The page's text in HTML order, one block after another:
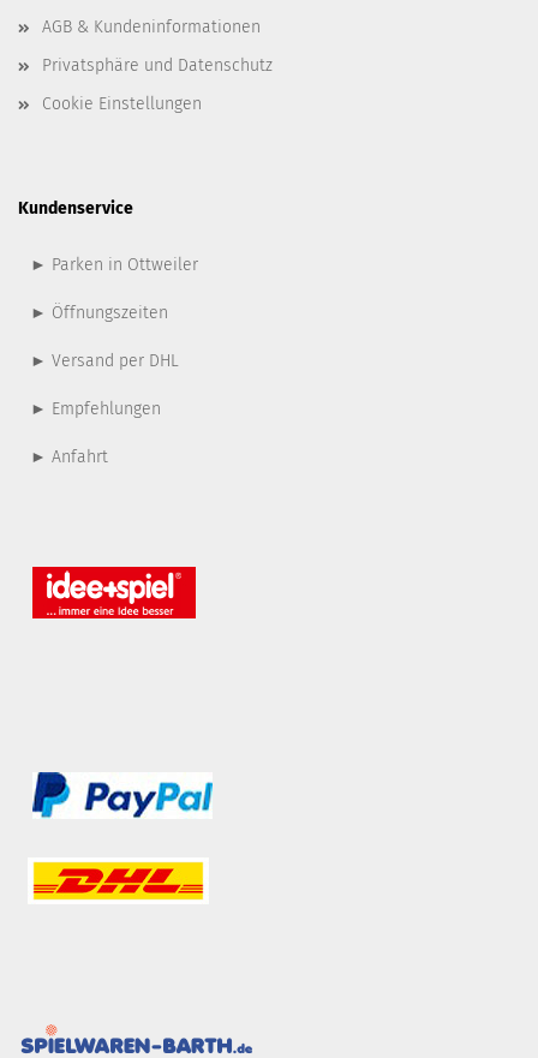
AGB & Kundeninformationen
Privatsphäre und Datenschutz
Cookie Einstellungen
Kundenservice
► Parken in Ottweiler
► Öffnungszeiten
► Versand per DHL
► Empfehlungen
► Anfahrt